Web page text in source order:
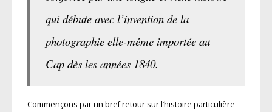
qui débute avec l’invention de la
photographie elle-même importée au
Cap dès les années 1840.
Commençons par un bref retour sur l’histoire particulière